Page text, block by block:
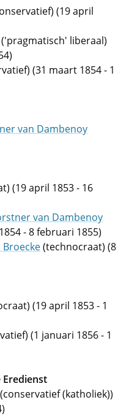
(19 april
('pragmatisch' liberaal)
(31 maart 1854 - 1
van Dambenoy
(19 april 1853 - 16
van Dambenoy
- 8 februari 1855)
Broecke(technocraat) (8
(19 april 1853 - 1
(1 januari 1856 - 1
Eredienst
(conservatief (katholiek))